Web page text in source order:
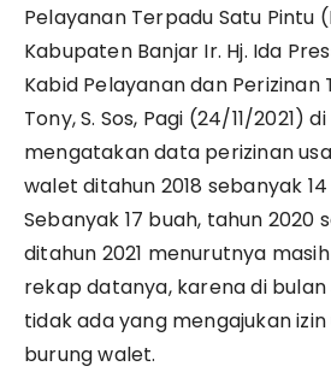
Pelayanan Terpadu Satu Pintu
Kabupaten Banjar Ir. Hj. Ida
Kabid Pelayanan dan
Tony, S. Sos, Pagi (24/11/2021)
mengatakan data perizinan
walet ditahun 2018 sebanyak
Sebanyak 17 buah, tahun 2020
ditahun 2021 menurutnya
rekap datanya, karena di bulan
tidak ada yang mengajukan
burung walet.